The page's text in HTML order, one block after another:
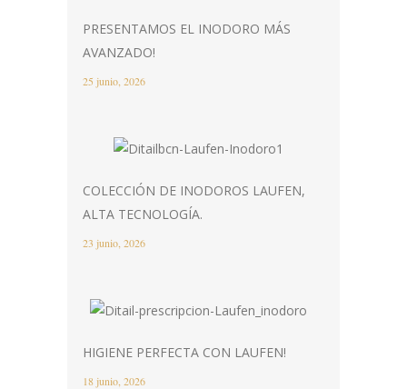
PRESENTAMOS EL INODORO MÁS
AVANZADO!
25 junio, 2026
COLECCIÓN DE INODOROS LAUFEN,
ALTA TECNOLOGÍA.
23 junio, 2026
HIGIENE PERFECTA CON LAUFEN!
18 junio, 2026